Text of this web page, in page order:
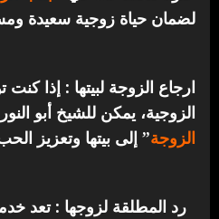
لضمان حياة زوجية سعيدة
ارجاع الزوجة لبيتها : إذا
الزوجية، يمكن للشيخ أبو
الزوجة” إلى بيتها وتعزيز
رد المطلقة لزوجها : تعد